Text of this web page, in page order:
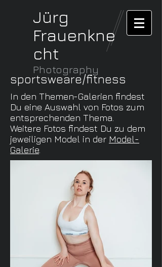
Jürg
Frauenkne
cht
Photography
sportsweare/fitness
In den Themen-Galerien findest
Du eine Auswahl von Fotos zum
entsprechenden Thema.
Weitere Fotos findest Du zu dem
jeweiligen Model in der Model-
Galerie